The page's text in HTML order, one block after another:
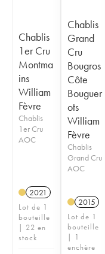
Chablis
1er Cru
Montma
ins
William
Fèvre
Chablis
1er Cru
AOC
2021
Lot de 1
bouteille
| 22 en
stock
Chablis
Grand
Cru
Bougros
Côte
Bouguer
ots
William
Fèvre
Chablis
Grand Cru
AOC
2015
Lot de 1
bouteille
| 1
enchère